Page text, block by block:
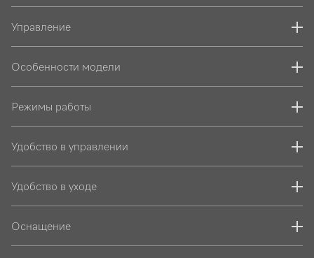
Управление
Особенности модели
Режимы работы
Удобство в управлении
Удобство в уходе
Оснащение